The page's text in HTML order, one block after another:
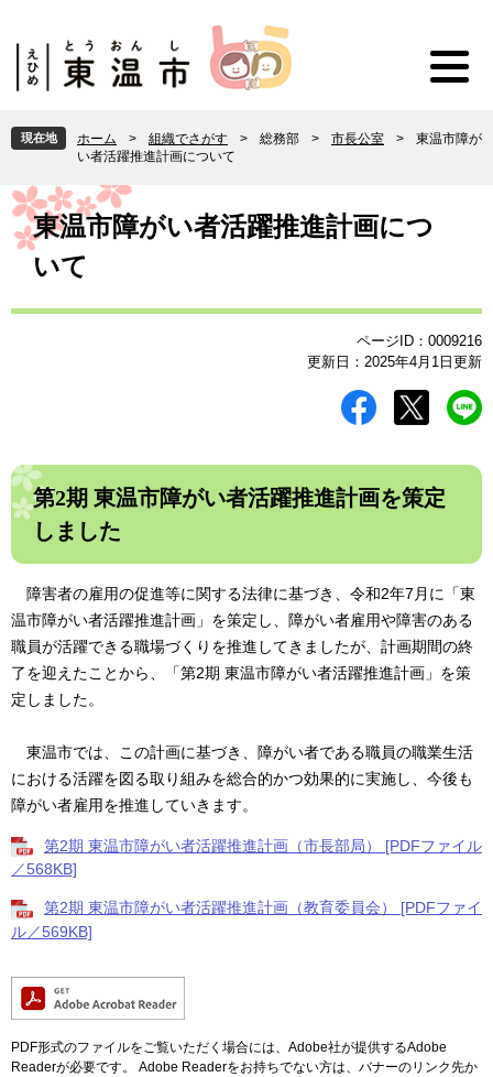
頭
で
。
飛
ば
て
本
現在地 ホーム > 組織でさがす > 総務部 > 市長公室 >
東温市障が
い者活躍推進計画について
本
文 東温市障がい者活躍推進計画につ
いて
ページID：0009216
更新日：2025年4月1日更新
第2期 東温市障がい者活躍推進計画を策定
しました
障害者の雇用の促進等に関する法律に基づき、令和2年7月に「東
温市障がい者活躍推進計画」を策定し、障がい者雇用や障害のある
職員が活躍できる職場づくりを推進してきましたが、計画期間の終
了を迎えたことから、「第2期 東温市障がい者活躍推進計画」を策
定しました。
東温市では、この計画に基づき、障がい者である職員の職業生活
における活躍を図る取り組みを総合的かつ効果的に実施し、今後も
障がい者雇用を推進していきます。
第2期 東温市障がい者活躍推進計画（市長部局） [PDFファイル
／568KB]
第2期 東温市障がい者活躍推進計画（教育委員会） [PDFファイ
ル／569KB]
PDF形式のファイルをご覧いただく場合には、Adobe社が提供するAdobe
Readerが必要です。
Adobe Readerをお持ちでない方は、バナーのリンク先か